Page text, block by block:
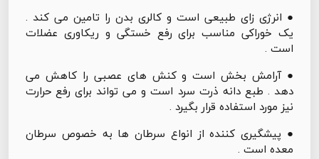
● انرژی زای طبیعی است و کالری بدن را تامین می کند .
یک خوراکی مناسب برای رفع خستگی و ریکاوری عضلات
است .
● آرامش بخش است و کنش های عصبی را کاهش می
دهد . طبع دانه ذرت سرد است و می تواند برای رفع حرارت
نیز مورد استفاده قرار بگیرد .
● پیشگیری کننده از انواع سرطان ها به خصوص سرطان
معده است .